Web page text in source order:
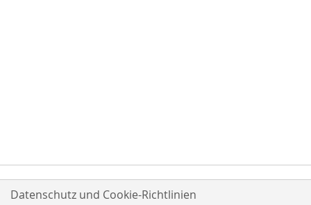
Datenschutz und Cookie-Richtlinien